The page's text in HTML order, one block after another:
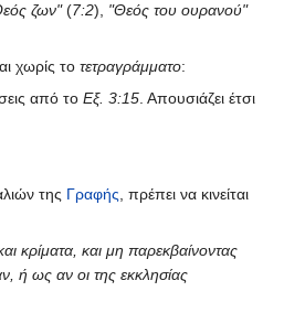
ζων"(7:2), "Θεός του ουρανού"
χωρίς το τετραγράμματο:
από τοΕξ. 3:15 . Απουσιάζει έτσι
της Γραφής , πρέπει να κινείται
κρίματα, και μη παρεκβαίνοντας
ή ως αν οι της εκκλησίας